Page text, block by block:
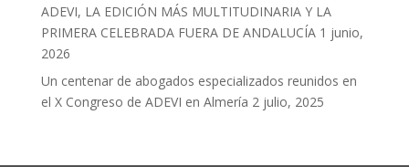
ADEVI, LA EDICIÓN MÁS MULTITUDINARIA Y LA
PRIMERA CELEBRADA FUERA DE ANDALUCÍA 1 junio,
2026
Un centenar de abogados especializados reunidos en
el X Congreso de ADEVI en Almería 2 julio, 2025